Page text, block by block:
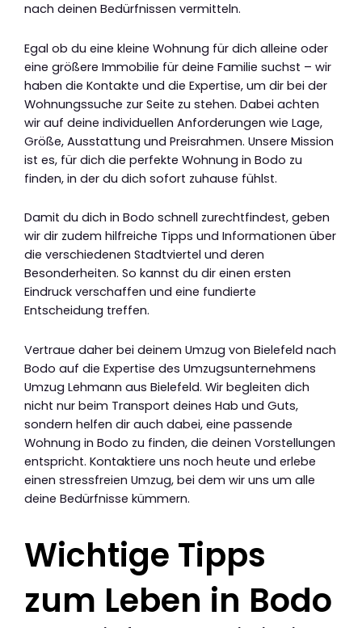
nach deinen Bedürfnissen vermitteln.
Egal ob du eine kleine Wohnung für dich alleine oder
eine größere Immobilie für deine Familie suchst – wir
haben die Kontakte und die Expertise, um dir bei der
Wohnungssuche zur Seite zu stehen. Dabei achten
wir auf deine individuellen Anforderungen wie Lage,
Größe, Ausstattung und Preisrahmen. Unsere Mission
ist es, für dich die perfekte Wohnung in Bodo zu
finden, in der du dich sofort zuhause fühlst.
Damit du dich in Bodo schnell zurechtfindest, geben
wir dir zudem hilfreiche Tipps und Informationen über
die verschiedenen Stadtviertel und deren
Besonderheiten. So kannst du dir einen ersten
Eindruck verschaffen und eine fundierte
Entscheidung treffen.
Vertraue daher bei deinem Umzug von Bielefeld nach
Bodo auf die Expertise des Umzugsunternehmens
Umzug Lehmann aus Bielefeld. Wir begleiten dich
nicht nur beim Transport deines Hab und Guts,
sondern helfen dir auch dabei, eine passende
Wohnung in Bodo zu finden, die deinen Vorstellungen
entspricht. Kontaktiere uns noch heute und erlebe
einen stressfreien Umzug, bei dem wir uns um alle
deine Bedürfnisse kümmern.
Wichtige Tipps
zum Leben in Bodo